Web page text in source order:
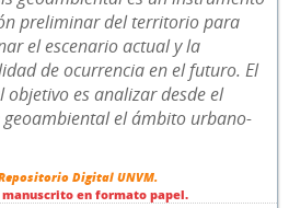
preliminar del territorio para
el escenario actual y la
de ocurrencia en el futuro. El
objetivo es analizar desde el
geoambiental el ámbito urbano-
Digital UNVM.
en formato papel.